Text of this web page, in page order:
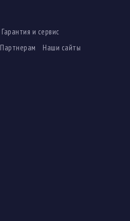
Гарантия и сервис
Партнерам
Наши сайты